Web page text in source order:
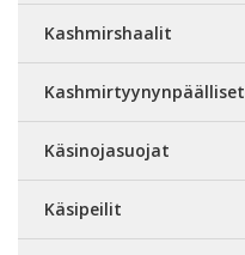
Kashmirshaalit
Kashmirtyynynpäälliset
Käsinojasuojat
Käsipeilit